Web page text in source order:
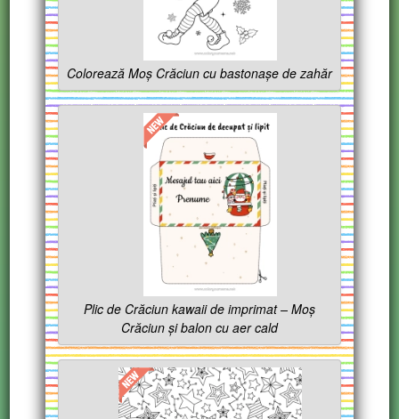
Colorează Moș Crăciun cu bastonașe de zahăr
Plic de Crăciun kawaii de imprimat – Moș
Crăciun și balon cu aer cald